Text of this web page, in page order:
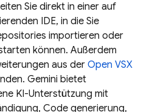
Sie direkt in einer auf
IDE, in die Sie
importieren oder
können. Außerdem
aus der Open VSX
Gemini bietet
KI-Unterstützung mit
Code generierung,